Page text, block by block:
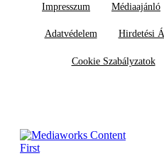
Impresszum Médiaajánló
Adatvédelem Hirdetési
Cookie Szabályzatok